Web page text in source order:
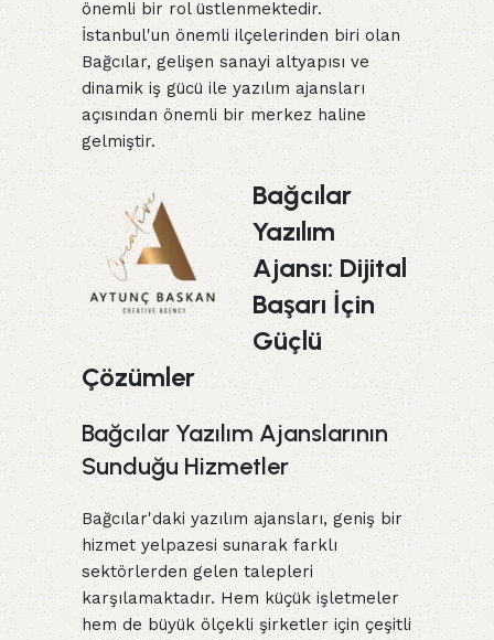
önemli bir rol üstlenmektedir.
İstanbul'un önemli ilçelerinden biri olan
Bağcılar, gelişen sanayi altyapısı ve
dinamik iş gücü ile yazılım ajansları
açısından önemli bir merkez haline
gelmiştir.
Bağcılar
Yazılım
Ajansı: Dijital
Başarı İçin
Güçlü
Çözümler
Bağcılar Yazılım Ajanslarının
Sunduğu Hizmetler
Bağcılar'daki yazılım ajansları, geniş bir
hizmet yelpazesi sunarak farklı
sektörlerden gelen talepleri
karşılamaktadır. Hem küçük işletmeler
hem de büyük ölçekli şirketler için çeşitli